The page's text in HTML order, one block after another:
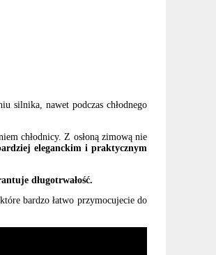
silnika, nawet podczas chłodnego
chłodnicy. Z osłoną zimową nie
eleganckim i praktycznym
długotrwałość.
bardzo łatwo przymocujecie do